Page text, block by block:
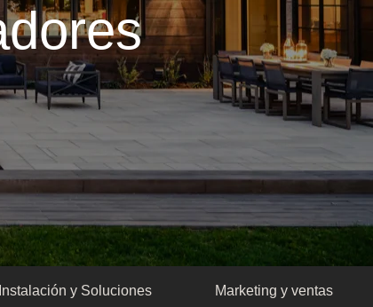
Instalación y Soluciones Marketing y ventas